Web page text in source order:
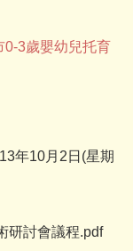
0-3歲嬰幼兒托育
年10月2日(星期
研討會議程.pdf